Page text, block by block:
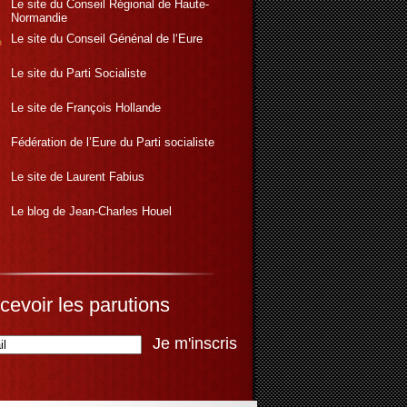
Le site du Conseil Régional de Haute-
Normandie
Le site du Conseil Génénal de l‘Eure
Le site du Parti Socialiste
Le site de François Hollande
Fédération de l’Eure du Parti socialiste
Le site de Laurent Fabius
Le blog de Jean-Charles Houel
les parutions